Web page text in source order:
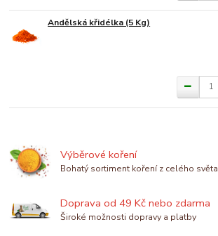
Andělská křidélka (5 Kg)
Výběrové koření
Bohatý sortiment koření z celého světa
Doprava od 49 Kč nebo zdarma
Široké možnosti dopravy a platby